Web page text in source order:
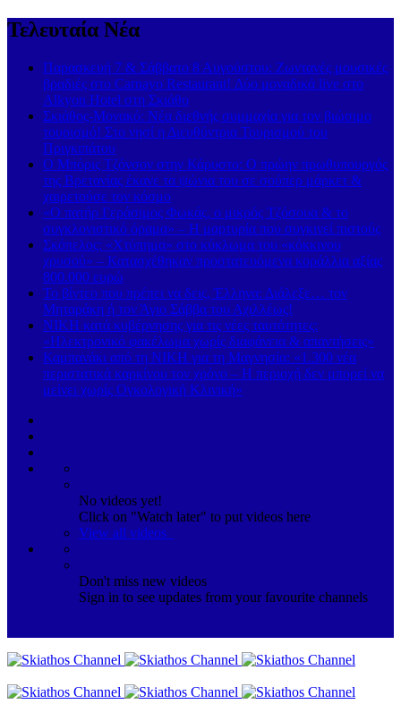
Τελευταία Νέα
Παρασκευή 7 & Σάββατο 8 Αυγούστου: Ζωντανές μουσικές
βραδιές στο Carnayo Restaurant! Δύο μοναδικά live στο
Alkyon Hotel στη Σκιάθο
Σκιάθος-Μονακό: Νέα διεθνής συμμαχία για τον βιώσιμο
τουρισμό! Στο νησί η Διευθύντρια Τουρισμού του
Πριγκιπάτου
Ο Μπόρις Τζόνσον στην Κάρυστο: Ο πρώην πρωθυπουργός
της Βρετανίας έκανε τα ψώνια του σε σούπερ μάρκετ &
χαιρετούσε τον κόσμο
«Ο πατήρ Γεράσιμος Φωκάς, ο μικρός Τζόσουα & το
συγκλονιστικό όραμα» – Η μαρτυρία που συγκινεί πιστούς
Σκόπελος: «Χτύπημα» στο κύκλωμα του «κόκκινου
χρυσού» – Κατασχέθηκαν προστατευόμενα κοράλλια αξίας
800.000 ευρώ
Το βίντεο που πρέπει να δεις, Έλληνα: Διάλεξε… τον
Μηταράκη ή τον Άγιο Σάββα του Αχιλλέως!
ΝΙΚΗ κατά κυβέρνησης για τις νέες ταυτότητες:
«Ηλεκτρονικό φακέλωμα χωρίς διαφάνεια & απαντήσεις»
Καμπανάκι από τη ΝΙΚΗ για τη Μαγνησία: «1.300 νέα
περιστατικά καρκίνου τον χρόνο – Η περιοχή δεν μπορεί να
μείνει χωρίς Ογκολογική Κλινική»
No videos yet!
Click on "Watch later" to put videos here
View all videos
Don't miss new videos
Sign in to see updates from your favourite channels